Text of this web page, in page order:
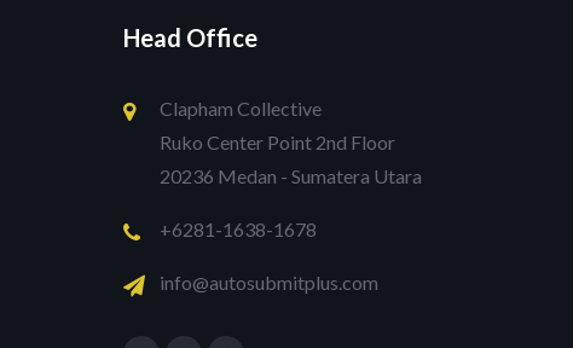
Head Office
Clapham Collective
Ruko Center Point 2nd Floor
20236 Medan - Sumatera Utara
+6281-1638-1678
info@autosubmitplus.com